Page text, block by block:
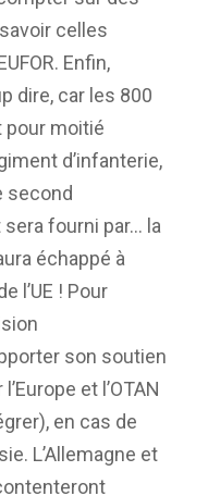
celles
Enfin,
dire, car les 800
pour moitié
d’infanterie,
second
fourni par… la
échappé à
l’UE ! Pour
son soutien
et l’OTAN
en cas de
L’Allemagne et